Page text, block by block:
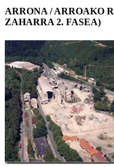
ARRONA / ARROAKO
ZAHARRA 2. FASEA)